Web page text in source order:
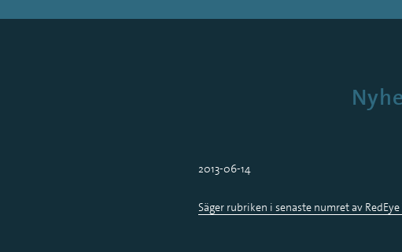
2013-06-14
Säger rubriken i senaste numret av